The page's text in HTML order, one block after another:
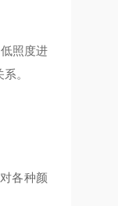
照度进
。
各种颜